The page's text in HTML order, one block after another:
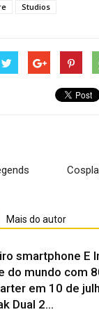
Studios
Mais do autor
smartphone E
do mundo com
em 10 de
Dual 2...